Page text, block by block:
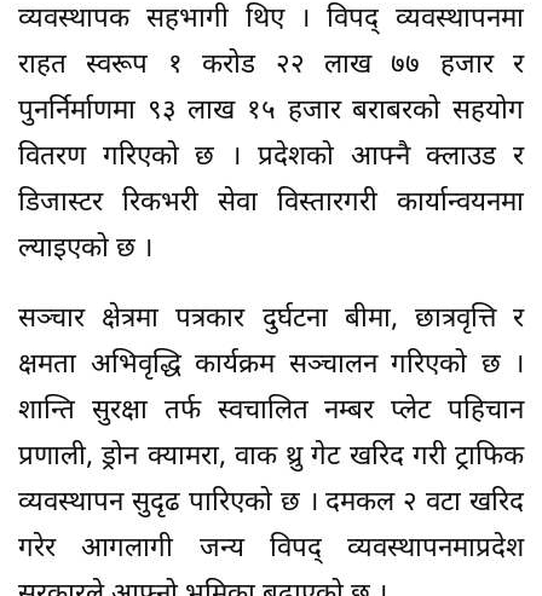
व्यवस्थापक सहभागी थिए । विपद् व्यवस्थापनमा
राहत स्वरूप १ करोड २२ लाख ७७ हजार र
पुनर्निर्माणमा ९३ लाख १५ हजार बराबरको सहयोग
वितरण गरिएको छ । प्रदेशको आफ्नै क्लाउड र
डिजास्टर रिकभरी सेवा विस्तारगरी कार्यान्वयनमा
ल्याइएको छ ।
सञ्चार क्षेत्रमा पत्रकार दुर्घटना बीमा, छात्रवृत्ति र
क्षमता अभिवृद्धि कार्यक्रम सञ्चालन गरिएको छ ।
शान्ति सुरक्षा तर्फ स्वचालित नम्बर प्लेट पहिचान
प्रणाली, ड्रोन क्यामरा, वाक थ्रु गेट खरिद गरी ट्राफिक
व्यवस्थापन सुदृढ पारिएको छ । दमकल २ वटा खरिद
गरेर आगलागी जन्य विपद् व्यवस्थापनमाप्रदेश